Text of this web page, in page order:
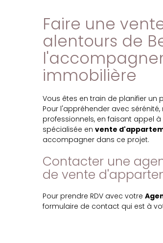
Faire une
alentours de
immobilière
Vous êtes en train de planifier un
Pour l'appréhender avec
professionnels, en faisant appel à
spécialisée en vente
accompagner dans ce projet.
Contacter une
de vente
Pour prendre RDV avec votre
formulaire de contact qui est à